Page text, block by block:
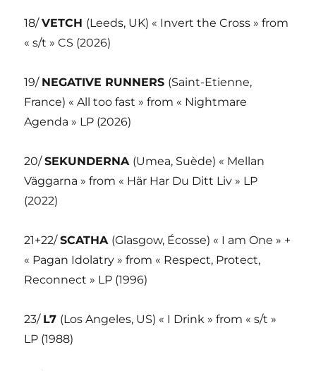
18/VETCH (Leeds, UK) « Invert the Cross » from
« s/t » CS (2026)
19/ NEGATIVE RUNNERS (Saint-Etienne,
France) « All too fast » from « Nightmare
Agenda » LP (2026)
20/SEKUNDERNA (Umea, Suède) « Mellan
Väggarna » from « Här Har Du Ditt Liv » LP
(2022)
21+22/SCATHA (Glasgow, Écosse) « I am One » +
« Pagan Idolatry » from « Respect, Protect,
Reconnect » LP (1996)
23/ L7 (Los Angeles, US) « I Drink » from « s/t »
LP (1988)